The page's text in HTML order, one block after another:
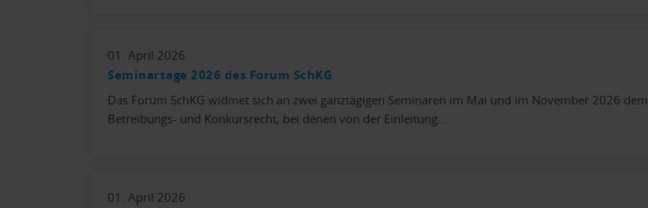
01. April 2026
Seminartage 2026 des Forum SchKG
Das Forum SchKG widmet sich an zwei ganztägigen Seminaren im Mai und im November 2026 dem
Betreibungs- und Konkursrecht, bei denen von der Einleitung…
01. April 2026